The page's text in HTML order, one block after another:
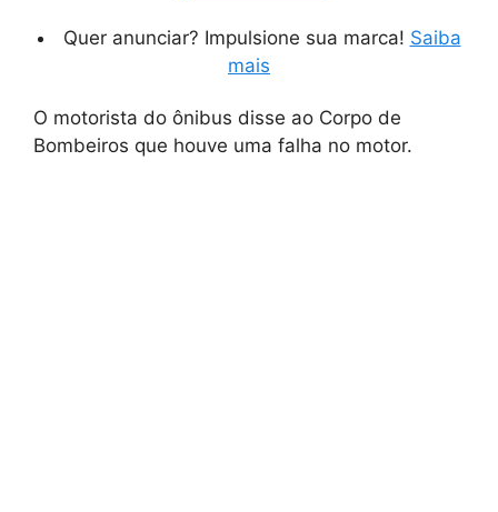
Quer anunciar? Impulsione sua marca! Saiba
mais
O motorista do ônibus disse ao Corpo de
Bombeiros que houve uma falha no motor.